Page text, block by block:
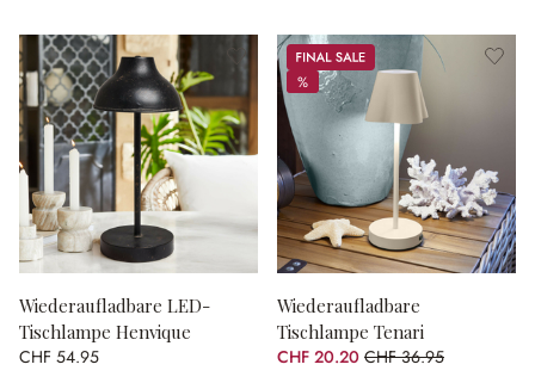
Wiederaufladbare LED-
Tischlampe Henvique
CHF 54.95
Sale
%
%
Wiederaufladbare
Tischlampe Tenari
CHF 20.20 CHF 36.95
(45.33% gespart)